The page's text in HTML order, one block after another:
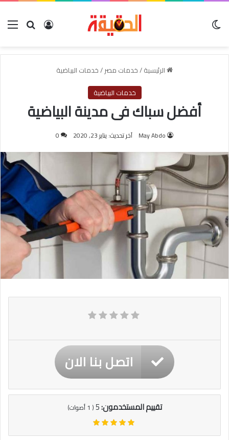
بحث عنتسجيل
الرئيسية/خدمات مصر/خدمات البياضية
خدمات البياضية
أفضل سباك فى مدينة البياضية
May Abdo آخر تحديث: يناير 23, 2020 0
اتصل بنا الان
تقييم المستخدمون:5
(
1أصوات)